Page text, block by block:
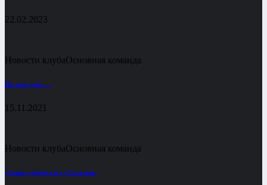
22.02.2023
Новости клубаОсновная команда
Не наш день …
15.11.2021
Новости клубаОсновная команда
«Зенит» побеждает «Сахалин»